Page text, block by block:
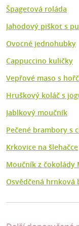
Špagetová roláda
Jahodový piškot s
Ovocné jednohubky
Cappuccino kuličky
Vepřové maso s
Hruškový koláč s
Jablkový moučník
Pečené brambory s
Krkovice na šlehačce
Moučník z čokolády
Osvědčená hrnková